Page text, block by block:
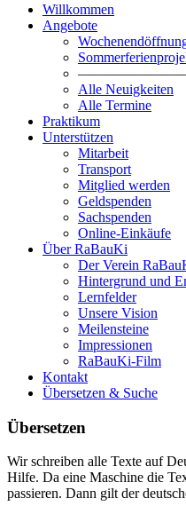
Willkommen
Angebote
Alle Neuigkeiten
Alle Termine
Praktikum
Unterstützen
Mitarbeit
Transport
Mitglied werden
Geldspenden
Sachspenden
Online-Einkäufe
Über RaBauKi
Der Verein
Hintergrund und
Lernfelder
Unsere Vision
Meilensteine
Impressionen
RaBauKi-Film
Kontakt
Übersetzen & Suche
Übersetzen
Wir schreiben alle Texte auf
Hilfe. Da eine Maschine die
passieren. Dann gilt der